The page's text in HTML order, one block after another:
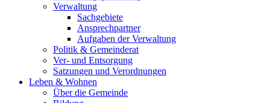
Verwaltung
Sachgebiete
Ansprechpartner
Aufgaben der Verwaltung
Politik & Gemeinderat
Ver- und Entsorgung
Satzungen und Verordnungen
Leben & Wohnen
Über die Gemeinde